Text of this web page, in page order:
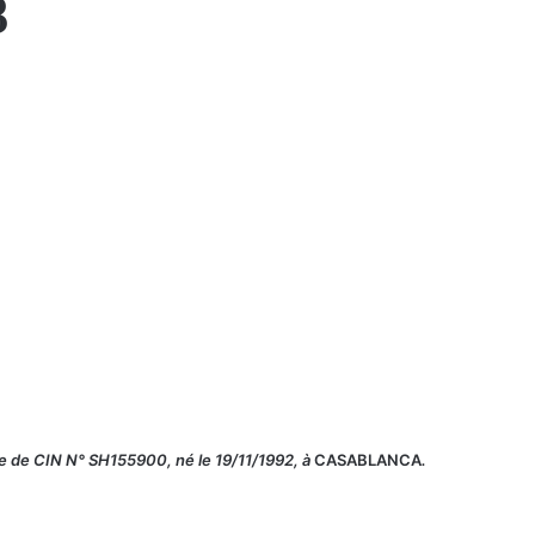
CIN N° SH155900, né le 19/11/1992, àCASABLANCA.